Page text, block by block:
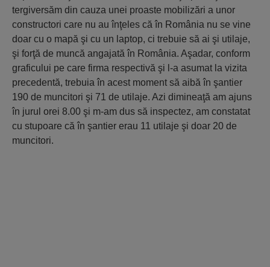
tergiversăm din cauza unei proaste mobilizări a unor
constructori care nu au înţeles că în România nu se vine
doar cu o mapă şi cu un laptop, ci trebuie să ai şi utilaje,
şi forţă de muncă angajată în România. Aşadar, conform
graficului pe care firma respectivă şi l-a asumat la vizita
precedentă, trebuia în acest moment să aibă în şantier
190 de muncitori şi 71 de utilaje. Azi dimineaţă am ajuns
în jurul orei 8.00 şi m-am dus să inspectez, am constatat
cu stupoare că în şantier erau 11 utilaje şi doar 20 de
muncitori.